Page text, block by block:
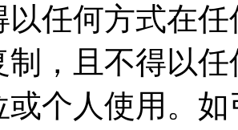
以任何方式在
制，且不得以
或个人使用。